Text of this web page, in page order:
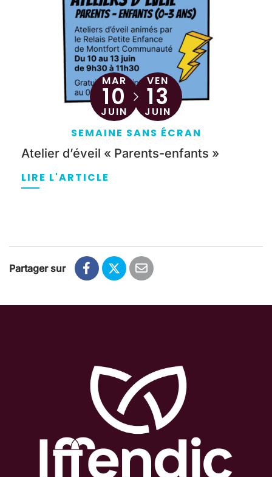
Du
MAR
10
JUIN
au
VEN
13
JUIN
SEMAINE SANS ÉCRAN
Atelier d’éveil « Parents-enfants »
LIRE L'ARTICLE
Partager sur